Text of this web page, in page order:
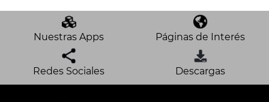
Nuestras Apps Páginas de Interés
Redes Sociales Descargas